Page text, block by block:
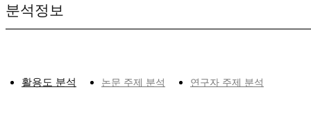
분석정보
활용도 분석 논문 주제 분석 연구자 주제 분석